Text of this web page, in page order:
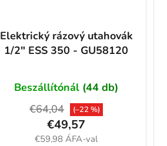
Elektrický rázový utahovák
1/2" ESS 350 - GU58120
Beszállítónál (44 db)
€59,98 ÁFA-val
€49,57
€64,04 (–22 %)